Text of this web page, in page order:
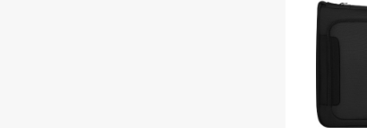
Understand audiences through statistics or